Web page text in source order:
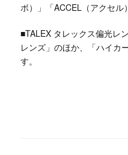
ボ）」「ACCEL（アクセル
■TALEX タレックス偏光レ
レンズ」のほか、「ハイカ
す。